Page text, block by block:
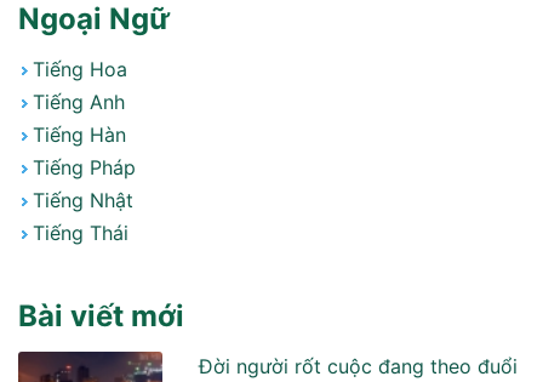
Ngoại Ngữ
Tiếng Hoa
Tiếng Anh
Tiếng Hàn
Tiếng Pháp
Tiếng Nhật
Tiếng Thái
Bài viết mới
Đời người rốt cuộc đang theo đuổi